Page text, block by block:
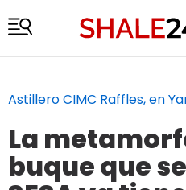
Astillero CIMC Raffles, en
La
buque que